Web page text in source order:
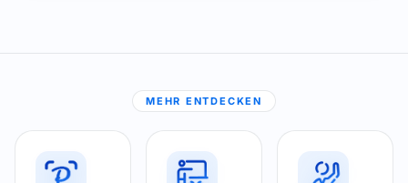
MEHR ENTDECKEN